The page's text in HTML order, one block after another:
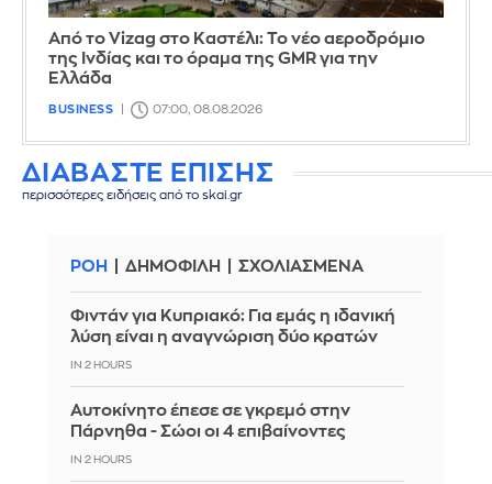
Από το Vizag στο Καστέλι: Το νέο αεροδρόμιο
της Ινδίας και το όραμα της GMR για την
Ελλάδα
BUSINESS 07:00, 08.08.2026
ΔΙΑΒΑΣΤΕ ΕΠΙΣΗΣ
περισσότερες ειδήσεις από το skai.gr
ΡΟΗ ΔΗΜΟΦΙΛΗ ΣΧΟΛΙΑΣΜΕΝΑ
Φιντάν για Κυπριακό: Για εμάς η ιδανική
λύση είναι η αναγνώριση δύο κρατών
IN 2 HOURS
Αυτοκίνητο έπεσε σε γκρεμό στην
Πάρνηθα - Σώοι οι 4 επιβαίνοντες
IN 2 HOURS